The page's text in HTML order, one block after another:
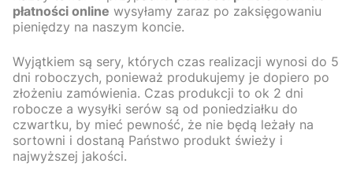
płatności online wysyłamy zaraz po zaksięgowaniu
pieniędzy na naszym koncie.
Wyjątkiem są sery, których czas realizacji wynosi do 5
dni roboczych, ponieważ produkujemy je dopiero po
złożeniu zamówienia. Czas produkcji to ok 2 dni
robocze a wysyłki serów są od poniedziałku do
czwartku, by mieć pewność, że nie będą leżały na
sortowni i dostaną Państwo produkt świeży i
najwyższej jakości.